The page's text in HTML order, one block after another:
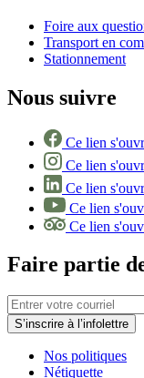
Foire aux
Transport en
Stationnement
Nous suivre
Ce lien
Ce lien
Ce lien
Ce lien
Ce lien
Faire partie
S’inscrire à l’infolettre
Nos politiques
Nétiquette